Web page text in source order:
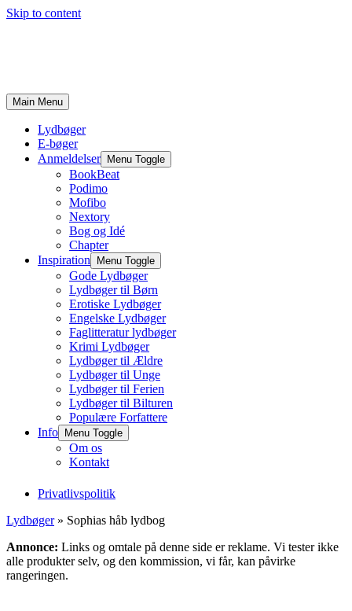
Skip to content
Main Menu
Lydbøger
E-bøger
Anmeldelser
Menu Toggle
BookBeat
Podimo
Mofibo
Nextory
Bog og Idé
Chapter
Inspiration
Menu Toggle
Gode Lydbøger
Lydbøger til Børn
Erotiske Lydbøger
Engelske Lydbøger
Faglitteratur lydbøger
Krimi Lydbøger
Lydbøger til Ældre
Lydbøger til Unge
Lydbøger til Ferien
Lydbøger til Bilturen
Populære Forfattere
Info
Menu Toggle
Om os
Kontakt
Privatlivspolitik
Lydbøger» Sophias håb lydbog
Annonce: Links og omtale på denne side er reklame. Vi tester ikke
alle produkter selv, og den kommission, vi får, kan påvirke
rangeringen.